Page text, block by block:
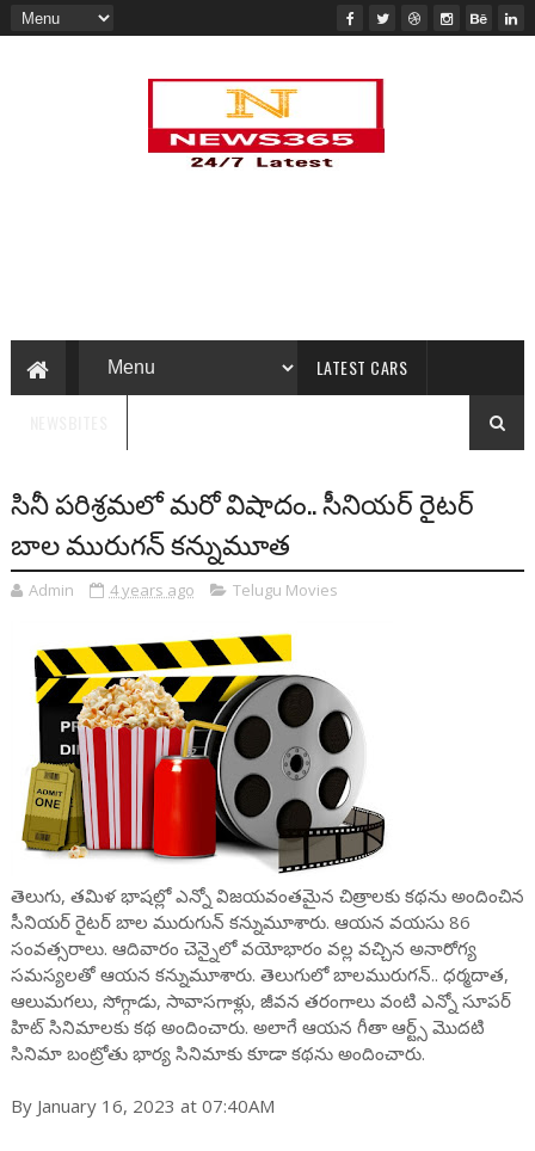
LATEST CARS
సినీ ప‌రిశ్ర‌మ‌లో మ‌రో విషాదం.. సీనియ‌ర్ రైట‌ర్
బాల మురుగ‌న్ క‌న్నుమూత‌
Admin 4 years ago Telugu Movies
తెలుగు, త‌మిళ భాష‌ల్లో ఎన్నో విజ‌య‌వంత‌మైన చిత్రాల‌కు క‌థ‌ను అందించిన
సీనియ‌ర్ రైట‌ర్ బాల మురుగున్ క‌న్నుమూశారు. ఆయ‌న వ‌య‌సు 86
సంవ‌త్స‌రాలు. ఆదివారం చెన్నైలో వ‌యోభారం వ‌ల్ల వ‌చ్చిన అనారోగ్య
స‌మ‌స్య‌ల‌తో ఆయ‌న క‌న్నుమూశారు. తెలుగులో బాలమురుగన్.. ధర్మదాత,
ఆలుమగలు, సోగ్గాడు, సావాసగాళ్లు, జీవన తరంగాలు వంటి ఎన్నో సూపర్
హిట్ సినిమాలకు కథ అందించారు. అలాగే ఆయన గీతా ఆర్ట్స్ మొదటి
సినిమా బంట్రోతు భార్య సినిమాకు కూడా కథ‌ను అందించారు.
By January 16, 2023 at 07:40AM